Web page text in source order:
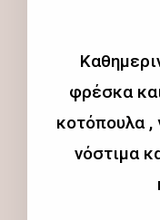
φρέσκα
κοτόπουλα ,
νόστιμα